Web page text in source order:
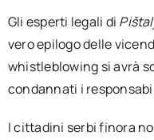
Gli esperti legali di
vero epilogo delle
whistleblowing si avrà
condannati i
I cittadini serbi finora